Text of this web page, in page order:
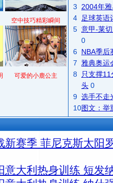
空中技巧精彩瞬间
可爱的小鹿公主
3
2004年
4
足球英语
5 意甲-莱
0
6 NBA季后
7
雅典奥运
8
只支撑
头 0
9 选手不走
10图文：举
新赛季 菲尼克斯太阳
意大利热身训练 短发